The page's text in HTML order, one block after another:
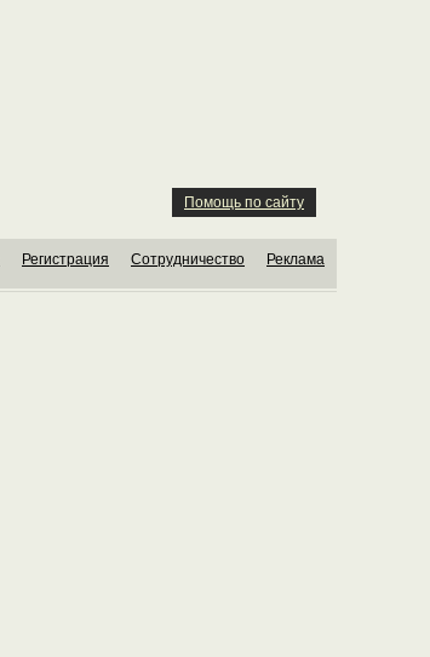
Помощь по сайту
Регистрация Сотрудничество Реклама